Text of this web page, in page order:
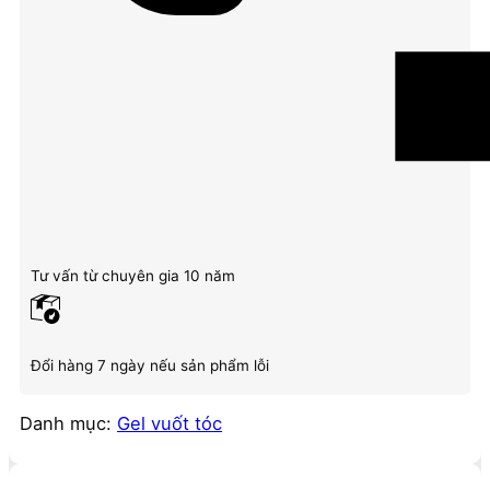
Tư vấn từ chuyên gia 10 năm
Đổi hàng 7 ngày nếu sản phẩm lỗi
Danh mục: Gel vuốt tóc